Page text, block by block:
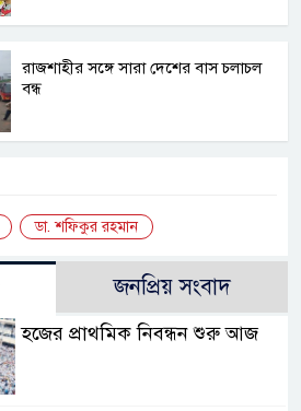
রাজশাহীর সঙ্গে সারা দেশের বাস চলাচল
বন্ধ
ডা. শফিকুর রহমান
জনপ্রিয় সংবাদ
হজের প্রাথমিক নিবন্ধন শুরু আজ